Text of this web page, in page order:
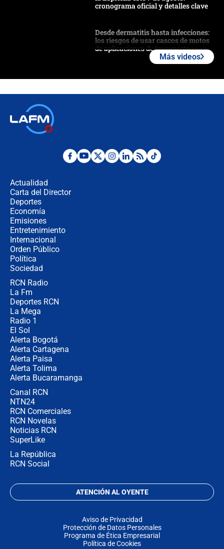
cronograma oficial y detalles clave
Desde dermatitis hasta infecciones:
los riesgos de usar cascos de motos
de aplicaciones de transporte
celular? Requisitos, pasos y
Posesión de Abelardo De La Espriella
Más videos
Actualidad
Carta del Director
Deportes
Economía
Emisiones
Entretenimiento
Internacional
Orden Público
Política
Sociedad
RCN Radio
La Fm
Deportes RCN
La Mega
Radio 1
El Sol
Alerta Bogotá
Alerta Cartagena
Alerta Paisa
Alerta Tolima
Alerta Bucaramanga
Canal RCN
NTN24
RCN Comerciales
RCN Novelas
Noticias RCN
SuperLike
La República
RCN Social
ATENCIÓN AL OYENTE
Aviso de Privacidad
Protección de Datos Personales
Programa de Ética Empresarial
Política de Cookies